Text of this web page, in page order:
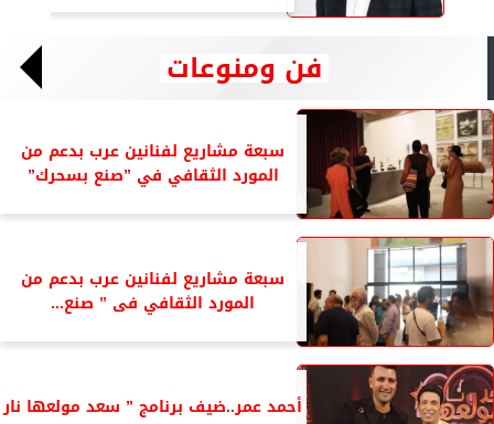
فن ومنوعات
سبعة مشاريع لفنانين عرب بدعم من
المورد الثقافي في ”صنع بسحرك”
سبعة مشاريع لفنانين عرب بدعم من
المورد الثقافي فى ” صنع...
أحمد عمر..ضيف برنامج ” سعد مولعها نار